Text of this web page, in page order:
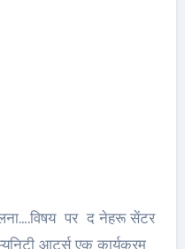
पर द नेहरू सेंटर
आर्ट्स एक कार्यक्रम